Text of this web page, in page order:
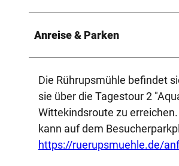
Anreise & Parken
Die Rührupsmühle befindet
sie über die Tagestour 2
Wittekindsroute zu
kann auf dem
https://ruerupsmuehle.de/